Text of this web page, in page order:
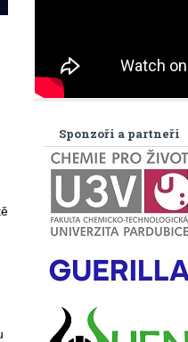
Sponzoři a partneři